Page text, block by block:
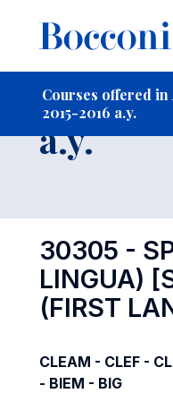
Courses offered
2015-2016 a.y.
-
Course
a.y.
30305 -
LINGUA)
(FIRST
CLEAM - CLEF -
- BIEM - BIG